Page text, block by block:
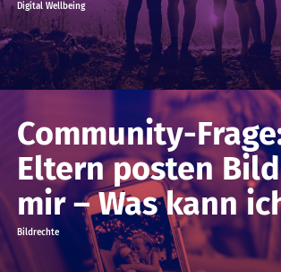
Digital Wellbeing
Community-
Eltern posten
mir – Was kann
Bildrechte